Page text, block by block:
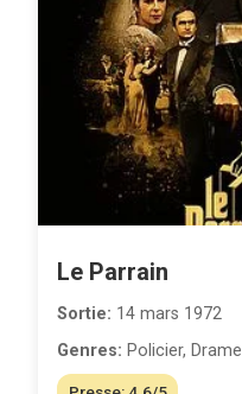
Le Parrain
Sortie: 14 mars 1972
Genres: Policier, Drame